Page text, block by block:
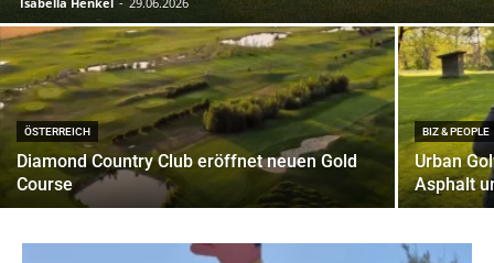
ÖSTERREICH
Diamond Country Club eröffnet neuen Gold
Course
BIZ & PEOPLE
Urban
Asphalt